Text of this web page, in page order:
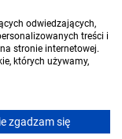
odwiedzających,
treści i
stronie internetowej.
których używamy,
zgadzam się